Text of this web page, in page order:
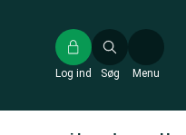
Søg
Log ind Menu